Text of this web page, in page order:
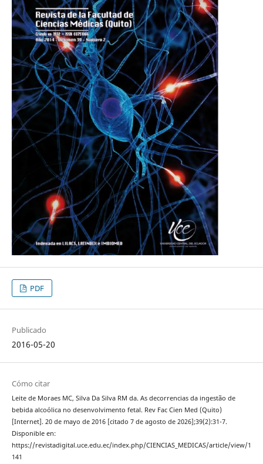
PDF
Publicado
2016-05-20
Cómo citar
Leite de Moraes MC, Silva Da Silva RM da. As decorrencias da ingestão de
bebida alcoólica no desenvolvimento fetal. Rev Fac Cien Med (Quito)
[Internet]. 20 de mayo de 2016 [citado 7 de agosto de 2026];39(2):31-7.
Disponible en:
https://revistadigital.uce.edu.ec/index.php/CIENCIAS_MEDICAS/article/view/1
141